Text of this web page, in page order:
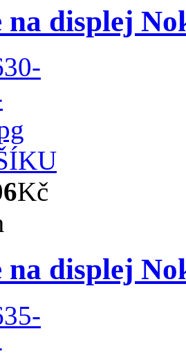
na displej
Kč
na displej